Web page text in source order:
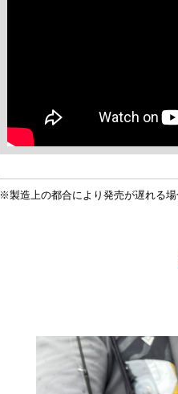
※製造上の都合により発売が遅れる場